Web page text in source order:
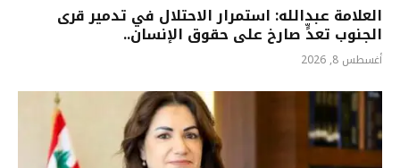
العلامة عبدالله: استمرار الاحتلال في تدمير قرى
الجنوب تعدٍّ صارخ على حقوق الإنسان..
أغسطس 8, 2026